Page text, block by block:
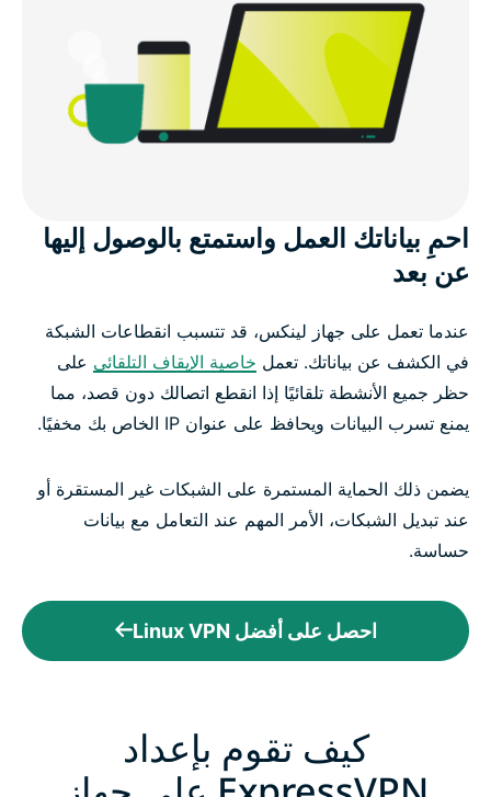
احمِ بياناتك العمل واستمتع بالوصول إليها
عن بعد
عندما تعمل على جهاز لينكس، قد تتسبب انقطاعات الشبكة
في الكشف عن بياناتك. تعمل خاصية الإيقاف التلقائي على
حظر جميع الأنشطة تلقائيًا إذا انقطع اتصالك دون قصد، مما
يمنع تسرب البيانات ويحافظ على عنوان IP الخاص بك مخفيًا.
يضمن ذلك الحماية المستمرة على الشبكات غير المستقرة أو
عند تبديل الشبكات، الأمر المهم عند التعامل مع بيانات
حساسة.
احصل على أفضل Linux VPN
كيف تقوم بإعداد